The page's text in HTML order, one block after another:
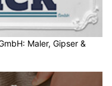
Maler, Gipser &